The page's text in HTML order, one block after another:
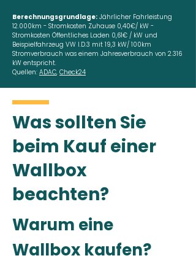
Berechnungsgrundlage: Jährlicher Fahrleistung
12.000km - Stromkosten Zuhause 0,40€/ kW -
Stromkosten Öffentliches Laden 0,61€ / kW und
Beispielfahrzeug VW I.D.3 mit 19,3 kW/ 100km
Stromverbrauch was einem Jahresverbrauch von 2.316
kW entspricht.
Quellen: ADAC, Check24
Was sollten Sie
beim Kauf einer
Wallbox
beachten?
Warum eine
Wallbox kaufen?